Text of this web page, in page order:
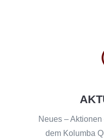
Neues –
dem Kolumba